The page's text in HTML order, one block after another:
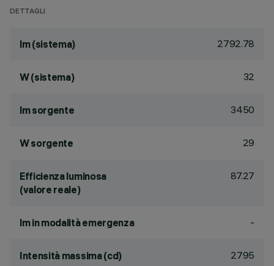
DETTAGLI
lm (sistema) 2792.78
W (sistema) 32
lm sorgente 3450
W sorgente 29
Efficienza luminosa
(valore reale)
87.27
lm in modalità emergenza -
Intensità massima (cd) 2795